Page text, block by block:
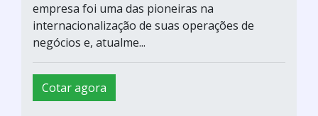
empresa foi uma das pioneiras na
internacionalização de suas operações de
negócios e, atualme...
Cotar agora